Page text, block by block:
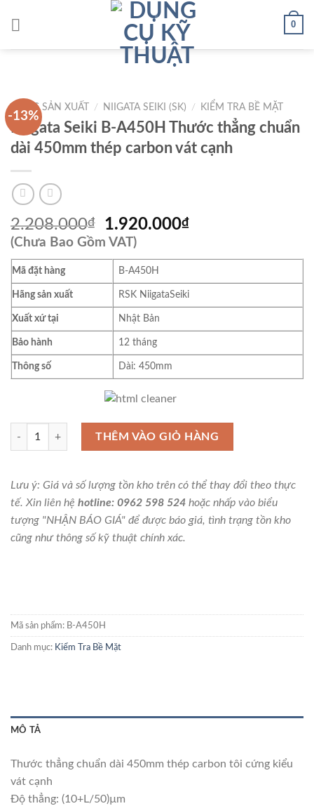
0
-13%
HÃNG SẢN XUẤT / NIIGATA SEIKI (SK) / KIỂM TRA BỀ MẶT
Niigata Seiki B-A450H Thước thẳng chuẩn
dài 450mm thép carbon vát cạnh
2.208.000₫
Giá
gốc
là:
2.208.000₫.
1.920.000₫Giá
tại
1.920.000₫.
(Chưa Bao Gồm VAT)
Mã đặt hàng B-A450H
Hãng sản xuất RSK NiigataSeiki
Xuất xứ tại Nhật Bản
Bảo hành 12 tháng
Thông số Dài: 450mm
Niigata Seiki B-A450H Thước thẳng chuẩn dài 450mm thép carbon
THÊM VÀO GIỎ HÀNG
Lưu ý: Giá và số lượng tồn kho trên có thể thay đổi theo thực
tế. Xin liên hệ hotline: 0962 598 524 hoặc nhấp vào biểu
tượng "NHẬN BÁO GIÁ" để được báo giá, tình trạng tồn kho
cũng như thông số kỹ thuật chính xác.
Mã sản phẩm: B-A450H
Danh mục: Kiểm Tra Bề Mặt
MÔ TẢ
Thước thẳng chuẩn dài 450mm thép carbon tôi cứng kiểu
vát cạnh
Độ thẳng: (10+L/50)µm